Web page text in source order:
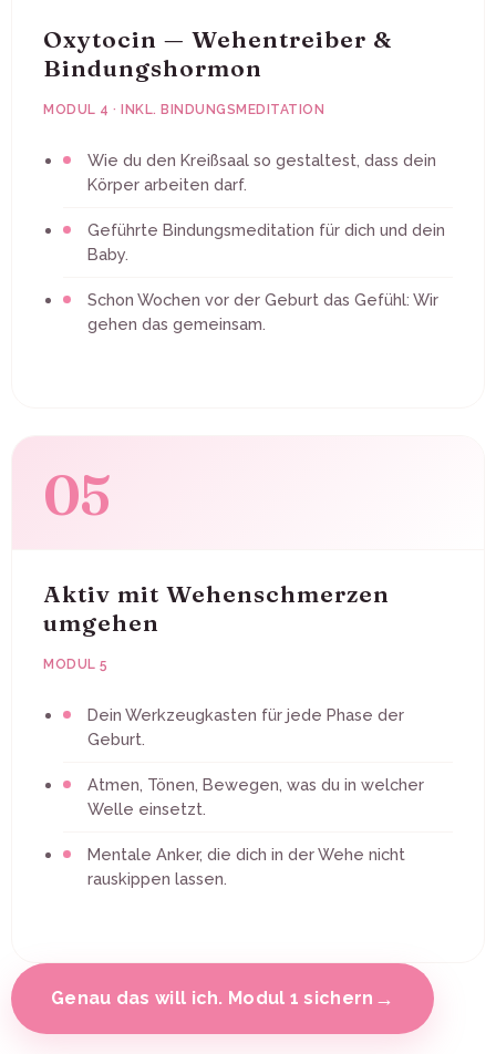
Oxytocin — Wehentreiber &
Bindungshormon
MODUL 4 · INKL. BINDUNGSMEDITATION
Wie du den Kreißsaal so gestaltest, dass dein
Körper arbeiten darf.
Geführte Bindungsmeditation für dich und dein
Baby.
Schon Wochen vor der Geburt das Gefühl: Wir
gehen das gemeinsam.
05
Aktiv mit Wehenschmerzen
umgehen
MODUL 5
Dein Werkzeugkasten für jede Phase der
Geburt.
Atmen, Tönen, Bewegen, was du in welcher
Welle einsetzt.
Mentale Anker, die dich in der Wehe nicht
rauskippen lassen.
Genau das will ich. Modul 1 sichern →